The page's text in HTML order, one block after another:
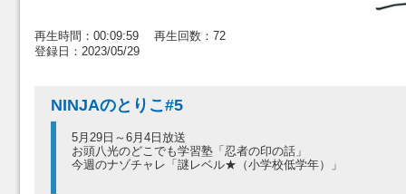
再生時間：00:09:59 再生回数：72
登録日：2023/05/29
NINJAのとりこ#5
5月29日～6月4日放送
お頭八光のどこでも学習塾「忍者の印の話」
今週のナゾチャレ「謎レベル★（小学校低学年）」